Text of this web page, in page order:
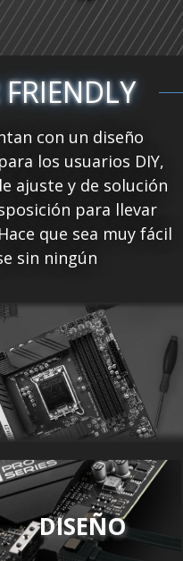
con un diseño
los usuarios DIY,
ajuste y de solución
para llevar
que sea muy fácil
sin ningún
DISEÑO